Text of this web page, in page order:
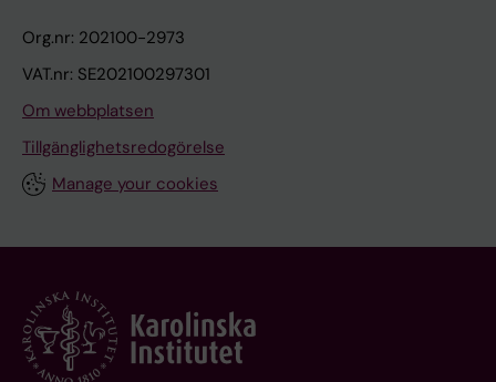
Org.nr: 202100-2973
VAT.nr: SE202100297301
Om webbplatsen
Tillgänglighetsredogörelse
Manage your cookies